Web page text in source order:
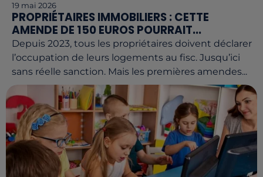
19 mai 2026
PROPRIÉTAIRES IMMOBILIERS : CETTE
AMENDE DE 150 EUROS POURRAIT...
Depuis 2023, tous les propriétaires doivent déclarer
l’occupation de leurs logements au fisc. Jusqu’ici
sans réelle sanction. Mais les premières amendes...